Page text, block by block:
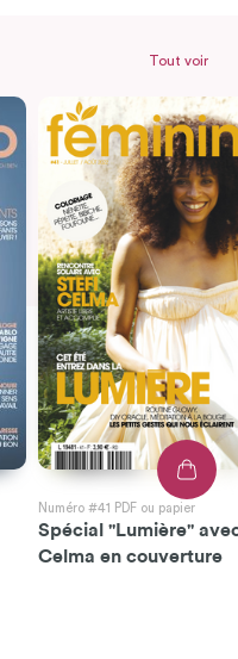
Numéro #41 PDF ou papier
Spécial "Lumière"
Celma en couverture
Tout voir